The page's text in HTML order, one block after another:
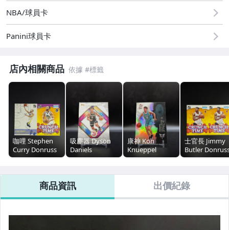
NBA/球員卡
Panini球員卡
店內相關商品
咖哩 Stephen
Curry Donruss
戰術版特卡
特卡兩張一起標
吸塵器 Dyson
Daniels
Inception 盜夢
康神 Kon
Knueppel
Signature Class
士官長 Jimmy
Butler
Crunch Time
商品資訊 出價紀錄